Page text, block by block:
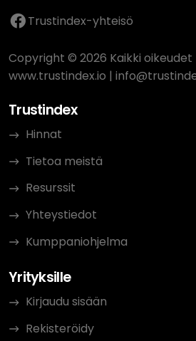
Trustindex-yhteisö
Copyright © 2026 Kaikki
www.trustindex.io |
Trustindex
Hinnat
Tietoa meistä
Resurssit
Yhteystiedot
Kumppaniohjelma
Yrityksille
Kirjaudu sisään
Rekisteröidy